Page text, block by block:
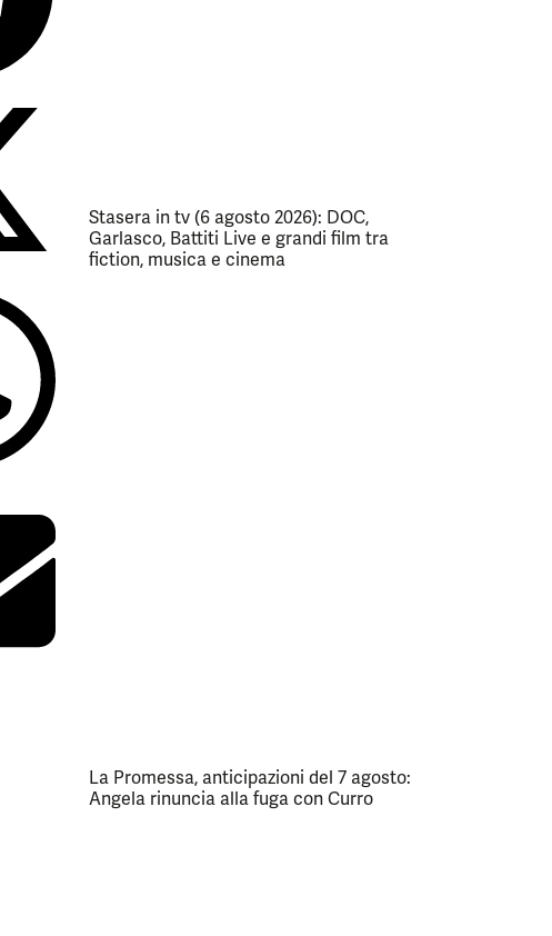
Stasera in tv (6 agosto 2026): DOC,
Garlasco, Battiti Live e grandi film tra
fiction, musica e cinema
La Promessa, anticipazioni del 7 agosto:
Angela rinuncia alla fuga con Curro